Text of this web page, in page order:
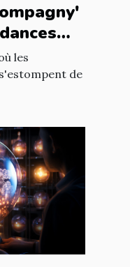
marché
les
de